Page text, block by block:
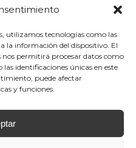
utilizamos tecnologías como las
la información del dispositivo. El
permitirá procesar datos como
identificaciones únicas en este
puede afectar
y funciones.